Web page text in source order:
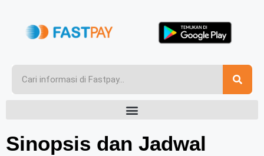
Sinopsis dan Jadwal